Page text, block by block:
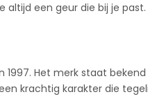
altijd een geur die bij je past.
1997. Het merk staat
krachtig karakter die